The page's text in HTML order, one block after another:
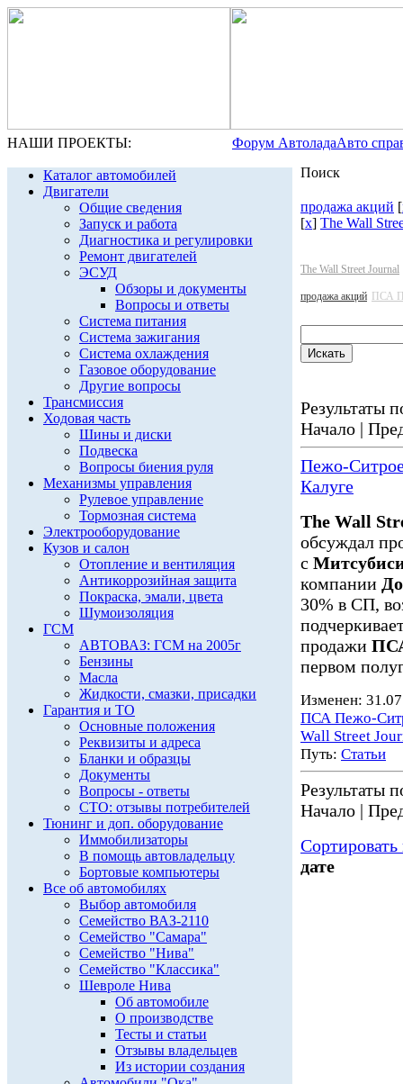
НАШИ ПРОЕКТЫ: Форум АвтоладаАвто
Каталог автомобилей
Двигатели
Общие сведения
Запуск и работа
Диагностика и регулировки
Ремонт двигателей
ЭСУД
Обзоры и документы
Вопросы и ответы
Система питания
Система зажигания
Система охлаждения
Газовое оборудование
Другие вопросы
Трансмиссия
Ходовая часть
Шины и диски
Подвеска
Вопросы биения руля
Механизмы управления
Рулевое управление
Тормозная система
Электрооборудование
Кузов и салон
Отопление и вентиляция
Антикоррозийная защита
Покраска, эмали, цвета
Шумоизоляция
ГСМ
АВТОВАЗ: ГСМ на 2005г
Бензины
Масла
Жидкости, смазки, присадки
Гарантия и ТО
Основные положения
Реквизиты и адреса
Бланки и образцы
Документы
Вопросы - ответы
СТО: отзывы потребителей
Тюнинг и доп. оборудование
Иммобилизаторы
В помощь автовладельцу
Бортовые компьютеры
Все об автомобилях
Выбор автомобиля
Семейство ВАЗ-2110
Семейство "Самара"
Семейство "Нива"
Семейство "Классика"
Шевроле Нива
Об автомобиле
О производстве
Тесты и статьи
Отзывы владельцев
Из истории создания
Поиск
продажа акций [
[x] The Wall
The Wall Street Journal
продажа акций ПСА
Результаты
Начало |
Пежо-
Калуге
The Wall
обсуждал
с
компании
30% в СП,
продажи
первом
Изменен:
ПСА Пежо-
Wall Street
Путь: Статьи
Результаты
Начало |
дате